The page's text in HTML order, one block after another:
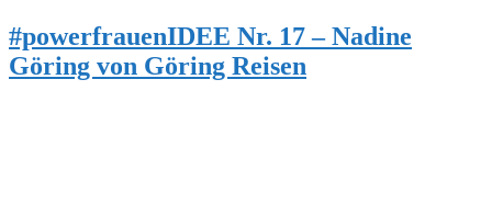
#powerfrauenIDEE Nr. 17 – Nadine
Göring von Göring Reisen